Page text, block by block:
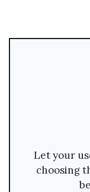
Let your
choosing